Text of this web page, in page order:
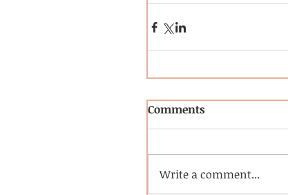
Comments
Write a comment...